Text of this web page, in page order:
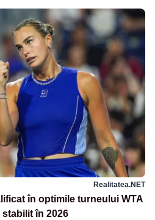
Realitatea.NET
în optimile turneului WTA
în 2026